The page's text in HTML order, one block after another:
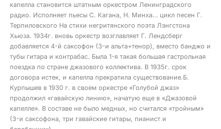
капелла становится штатным оркестром Ленинградского
радио. Исполняет пьесы С. Кагана, Н. Минха… цикл песен Г.
Терпиловского На стихи негритянского поэта Лэнгстона
Хьюза. 1934г. вновь оркестр возглавляет Г. Лендсберг
добавляется 4-й саксофон (3-и альта+тенор), вместо банджо и
тубы гитара и контрабас. Была 1-я такая большая гастрольная
поездка по стране джазового коллектива. В 1935г. срок
договора истек, и капелла прекратила существование.Б.
Курпышев в 1930 г. в своем оркестре «Голубой джаз»
продолжил «гавайскую линию», начатую еще в «Джазовой
капелле». В составе не было медных, но считался «тройным»
(3-и саксофона, три гавайские гитары, пианист и